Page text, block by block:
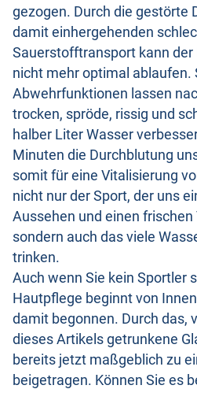
gezogen. Durch die gestörte
damit einhergehenden
Sauerstofftransport kann
nicht mehr optimal ablaufen.
Abwehrfunktionen lassen
trocken, spröde, rissig und
halber Liter Wasser
Minuten die Durchblutung
somit für eine Vitalisierung
nicht nur der Sport, der uns
Aussehen und einen
sondern auch das viele
trinken.
Auch wenn Sie kein Sportler
Hautpflege beginnt von
damit begonnen. Durch das,
dieses Artikels getrunkene
bereits jetzt maßgeblich zu
beigetragen. Können Sie es